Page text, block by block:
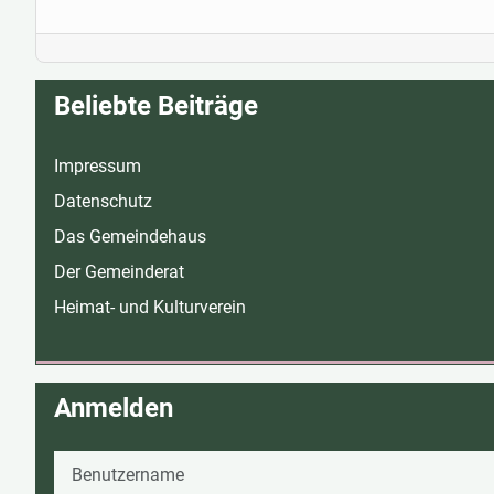
Beliebte Beiträge
Impressum
Datenschutz
Das Gemeindehaus
Der Gemeinderat
Heimat- und Kulturverein
Anmelden
Benutzername